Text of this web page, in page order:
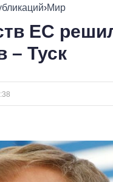
ПРЕЗИДЕНТ И
›Мир
ЕС
– Туск